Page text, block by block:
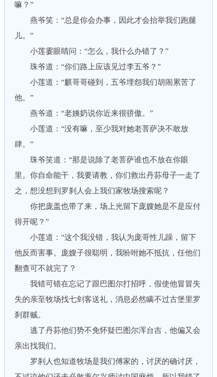
嘛？”
燕爷笑：“总是你会办事，因此才会抬举我们跑腿
儿。”
小莲霎眼睛问：“怎么，我什么办错了？”
珠爷道：“你们路上应该见过李五爷？”
小莲道：“麒哥哥碰到，五爷埋怨我们胡闹累苦了
他。”
燕爷道：“老姨奶说你近来很骄傲。”
小莲道：“没有嘛，至少我对她老菩萨决不敢放
肆。”
珠爷笑道：“那是说除了老菩萨谁也不放在你眼
里。你自命能干，我要请教，你们救出丹荪母子一走了
之，想没想到罗刹人会上我们家牧场搜索呢？
你把庞盖也带了来，场上光留下庞嫂她是不是应付
得开呢？”
小莲道：“这个我没错，我认为庞哥性儿躁，留下
他反而害事。庞嫂子很聪明，我吩咐她不抵抗，任他们
翻查可不就完了？
我错可错在忘记了跟巴图尔打招呼，假使他冒冒失
失的亲至牧场找七剑客送礼，消息必然瞒不过古堡里罗
刹群贼。
逃了丹荪他们势不免怀疑巴图尔浑台吉，他偏又会
亲出找我们。
罗刹人也知道牧场是我们傅家的，讨厌的确讨厌，